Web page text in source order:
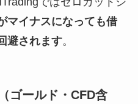
マイナスになっても借
避されます。
ゴールド・CFD含